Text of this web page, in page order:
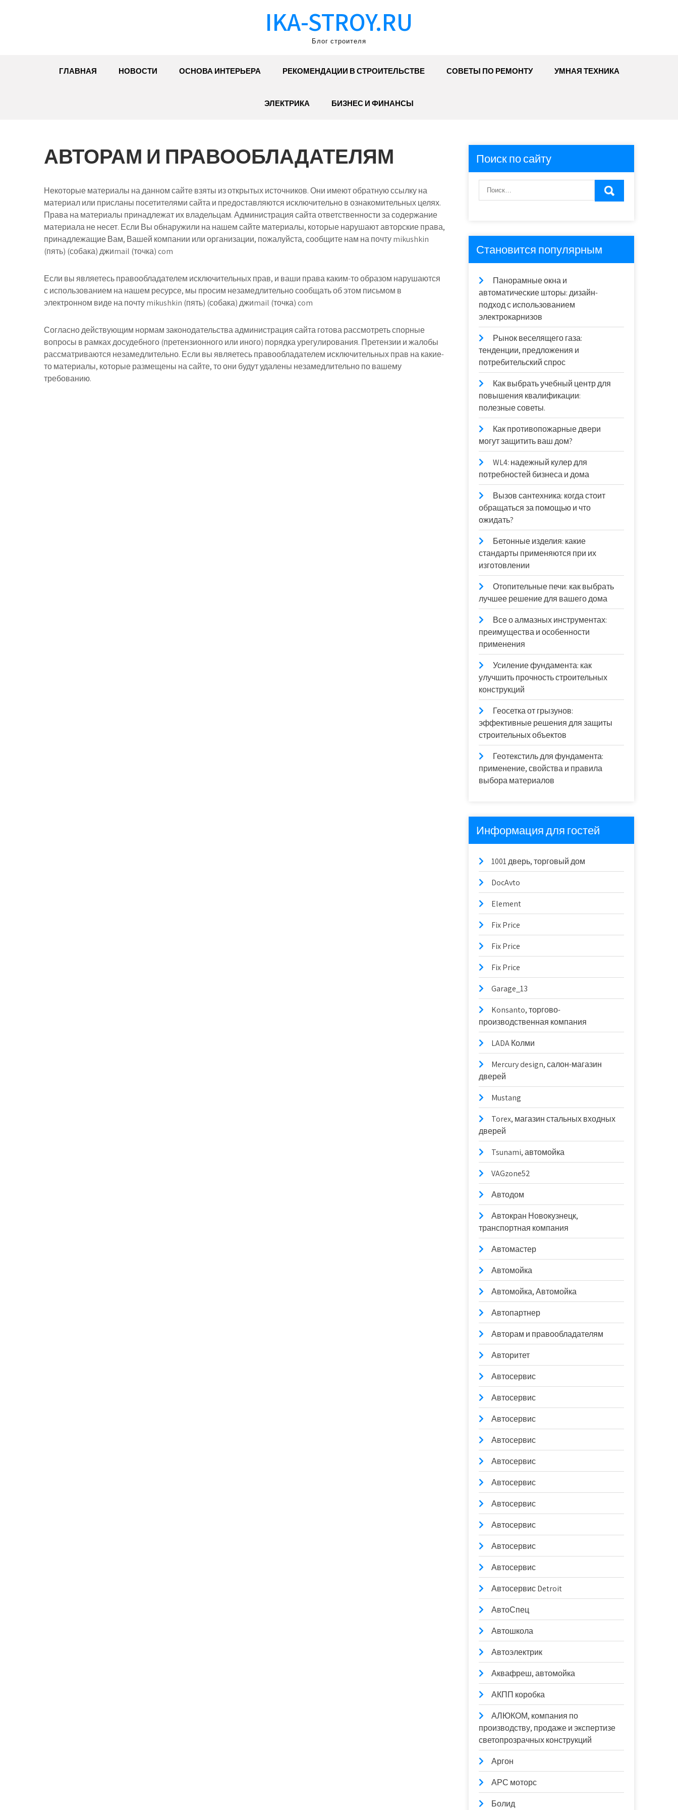
IKA-STROY.RU
Блог строителя
ГЛАВНАЯ НОВОСТИ ОСНОВА ИНТЕРЬЕРА РЕКОМЕНДАЦИИ В СТРОИТЕЛЬСТВЕ СОВЕТЫ ПО РЕМОНТУ УМНАЯ ТЕХНИКА
ЭЛЕКТРИКА БИЗНЕС И ФИНАНСЫ
АВТОРАМ И ПРАВООБЛАДАТЕЛЯМ
Некоторые материалы на данном сайте взяты из открытых источников. Они имеют обратную ссылку на
материал или присланы посетителями сайта и предоставляются исключительно в ознакомительных целях.
Права на материалы принадлежат их владельцам. Администрация сайта ответственности за содержание
материала не несет. Если Вы обнаружили на нашем сайте материалы, которые нарушают авторские права,
принадлежащие Вам, Вашей компании или организации, пожалуйста, сообщите нам на почту mikushkin
(пять) (собака) джиmail (точка) com
Если вы являетесь правообладателем исключительных прав, и ваши права каким-то образом нарушаются
с использованием на нашем ресурсе, мы просим незамедлительно сообщать об этом письмом в
электронном видена почту mikushkin (пять) (собака) джиmail (точка) com
Согласно действующим нормам законодательства администрация сайта готова рассмотреть спорные
вопросы в рамках досудебного (претензионного или иного) порядка урегулирования. Претензии и жалобы
рассматриваются незамедлительно. Если вы являетесь правообладателем исключительных прав на какие-
то материалы, которые размещены на сайте, то они будут удалены незамедлительно по вашему
требованию.
Поиск по сайту
Становится популярным
Панорамные окна и
автоматические шторы: дизайн-
подход с использованием
электрокарнизов
Рынок веселящего газа:
тенденции, предложения и
потребительский спрос
Как выбрать учебный центр для
повышения квалификации:
полезные советы.
Как противопожарные двери
могут защитить ваш дом?
WL4: надежный кулер для
потребностей бизнеса и дома
Вызов сантехника: когда стоит
обращаться за помощью и что
ожидать?
Бетонные изделия: какие
стандарты применяются при их
изготовлении
Отопительные печи: как выбрать
лучшее решение для вашего дома
Все о алмазных инструментах:
преимущества и особенности
применения
Усиление фундамента: как
улучшить прочность строительных
конструкций
Геосетка от грызунов:
эффективные решения для защиты
строительных объектов
Геотекстиль для фундамента:
применение, свойства и правила
выбора материалов
Информация для гостей
1001 дверь, торговый дом
DocAvto
Element
Fix Price
Fix Price
Fix Price
Garage_13
Konsanto, торгово-
производственная компания
LADA Колми
Mercury design, салон-магазин
дверей
Mustang
Torex, магазин стальных входных
дверей
Tsunami, автомойка
VAGzone52
Автодом
Автокран Новокузнецк,
транспортная компания
Автомастер
Автомойка
Автомойка, Автомойка
Автопартнер
Авторам и правообладателям
Авторитет
Автосервис
Автосервис
Автосервис
Автосервис
Автосервис
Автосервис
Автосервис
Автосервис
Автосервис
Автосервис
Автосервис Detroit
АвтоСпец
Автошкола
Автоэлектрик
Аквафреш, автомойка
АКПП коробка
АЛЮКОМ, компания по
производству, продаже и экспертизе
светопрозрачных конструкций
Аргон
АРС моторс
Болид